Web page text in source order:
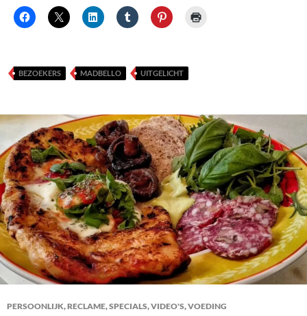
BEZOEKERS MADBELLO UITGELICHT
PERSOONLIJK,RECLAME,SPECIALS,VIDEO'S,VOEDING